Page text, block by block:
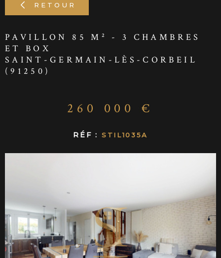
ALERTE MAIL
RETOUR
PAVILLON 85 M² - 3 CHAMBRES
ET BOX
SAINT-GERMAIN-LÈS-CORBEIL
(91250)
260 000 €
RÉF :STIL1035A